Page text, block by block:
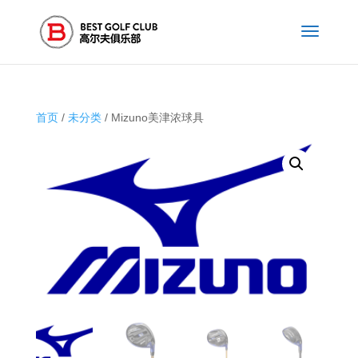
首页/ 未分类/ Mizuno美津浓球具